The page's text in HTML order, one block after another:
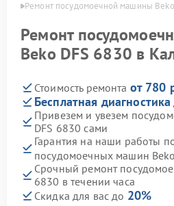
Ремонт посудомоечной машины
Ремонт
Beko DFS 6830 в
Стоимость ремонта от 780
Бесплатная диагностика
Привезем и увезем
DFS 6830 сами
Гарантия на наши работы
посудомоечных машин
Срочный ремонт
6830 в течении часа
Скидка для вас до 20%